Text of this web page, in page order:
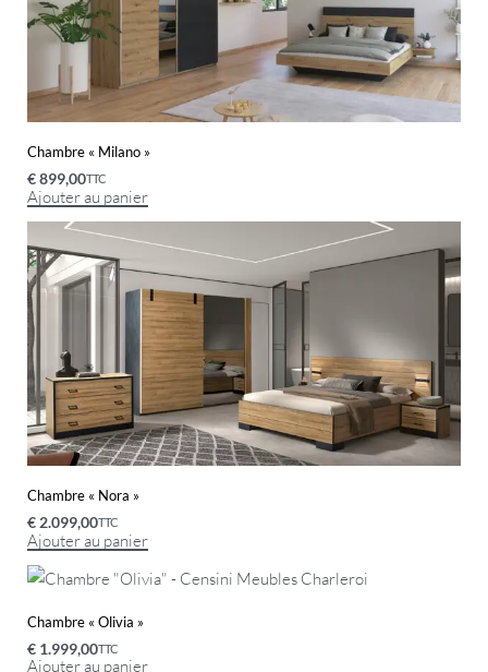
Chambre « Milano »
€899,00TTC
Ajouter au panier
Chambre « Nora »
€ 2.099,00TTC
Ajouter au panier
Chambre « Olivia »
€ 1.999,00TTC
Ajouter au panier